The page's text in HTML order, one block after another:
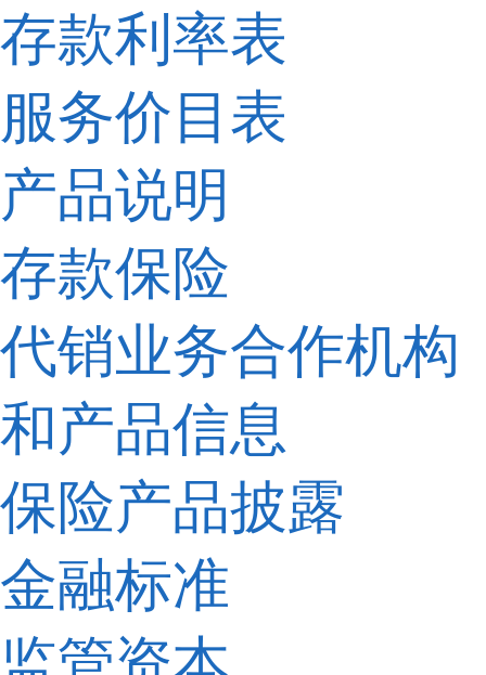
存款利率表
服务价目表
产品说明
存款保险
代销业务合作机构
和产品信息
保险产品披露
金融标准